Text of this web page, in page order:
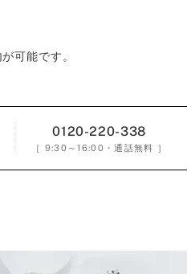
可能です。
0120-220-338
［ 9:30～16:00 ・通話無料 ］